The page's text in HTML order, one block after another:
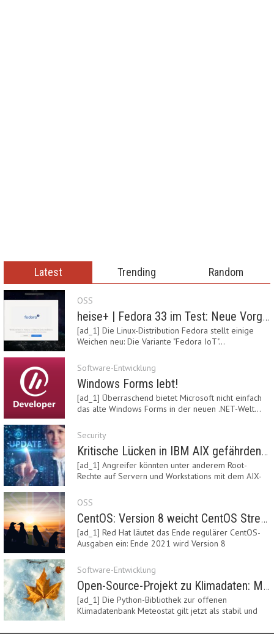
Latest Trending Random
OSS
heise+ | Fedora 33 im Test: Neue Vorgaben mit Btrfs, Systemd-Resolved und zRAM
[ad_1] Die Linux-Distribution Fedora stellt einige
Weichen neu: Die Variante "Fedora IoT"…
Software-Entwicklung
Windows Forms lebt!
[ad_1] Überraschend bietet Microsoft nicht einfach
das alte Windows Forms in der neuen .NET-Welt…
Security
Kritische Lücken in IBM AIX gefährden Server
[ad_1] Angreifer könnten unter anderem Root-
Rechte auf Servern und Workstations mit dem AIX-
OSS
CentOS: Version 8 weicht CentOS Stream
[ad_1] Red Hat läutet das Ende regulärer CentOS-
Ausgaben ein: Ende 2021 wird Version 8
Software-Entwicklung
Open-Source-Projekt zu Klimadaten: Meteostat Python Library 1.0 erschienen
[ad_1] Die Python-Bibliothek zur offenen
Klimadatenbank Meteostat gilt jetzt als stabil und